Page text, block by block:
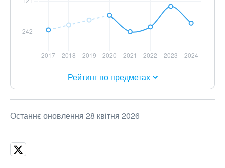
Рейтинг по предметах
Останнє оновлення 28 квітня 2026